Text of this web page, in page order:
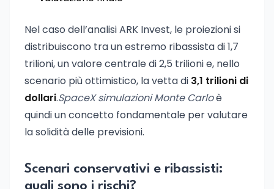
Nel caso dell’analisi ARK Invest, le proiezioni si
distribuiscono tra un estremo ribassista di 1,7
trilioni, un valore centrale di 2,5 trilioni e, nello
scenario più ottimistico, la vetta di 3,1 trilioni di
dollari.SpaceX simulazioni Monte Carloè
quindi un concetto fondamentale per valutare
la solidità delle previsioni.
Scenari conservativi e ribassisti:
quali sono i rischi?